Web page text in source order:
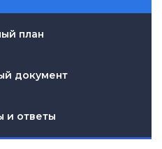
план
документ
и ответы